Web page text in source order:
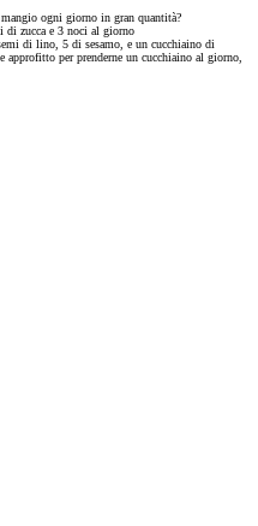
mangio ogni giorno in gran quantità?
zucca e 3 noci al giorno
di lino, 5 di sesamo, e un cucchiaino di
approfitto per prenderne un cucchiaino al giorno,